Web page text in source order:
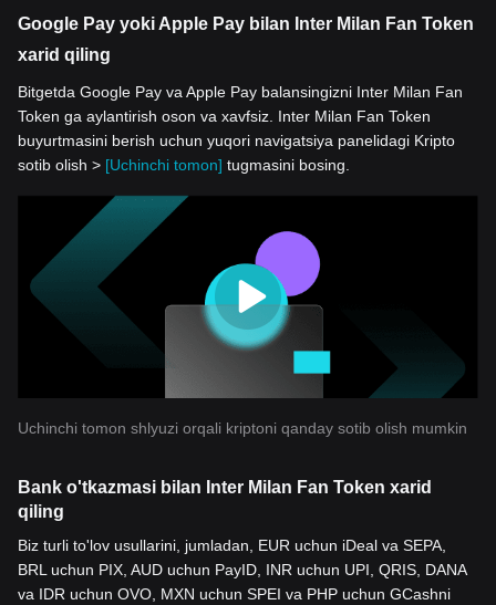
Google Pay yoki Apple Pay bilan Inter Milan Fan Token
xarid qiling
Bitgetda Google Pay va Apple Pay balansingizni Inter Milan Fan
Token ga aylantirish oson va xavfsiz. Inter Milan Fan Token
buyurtmasini berish uchun yuqori navigatsiya panelidagi Kripto
sotib olish > [Uchinchi tomon] tugmasini bosing.
Uchinchi tomon shlyuzi orqali kriptoni qanday sotib olish mumkin
Bank o'tkazmasi bilan Inter Milan Fan Token xarid
qiling
Biz turli to'lov usullarini, jumladan, EUR uchun iDeal va SEPA,
BRL uchun PIX, AUD uchun PayID, INR uchun UPI, QRIS, DANA
va IDR uchun OVO, MXN uchun SPEI va PHP uchun GCashni